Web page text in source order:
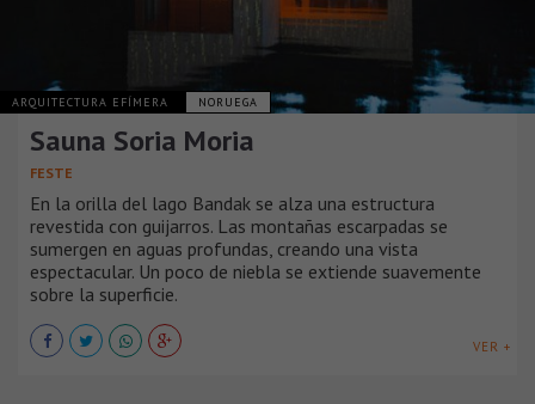
ARQUITECTURA EFÍMERA NORUEGA
Sauna Soria Moria
FESTE
En la orilla del lago Bandak se alza una estructura
revestida con guijarros. Las montañas escarpadas se
sumergen en aguas profundas, creando una vista
espectacular. Un poco de niebla se extiende suavemente
sobre la superficie.
VER +